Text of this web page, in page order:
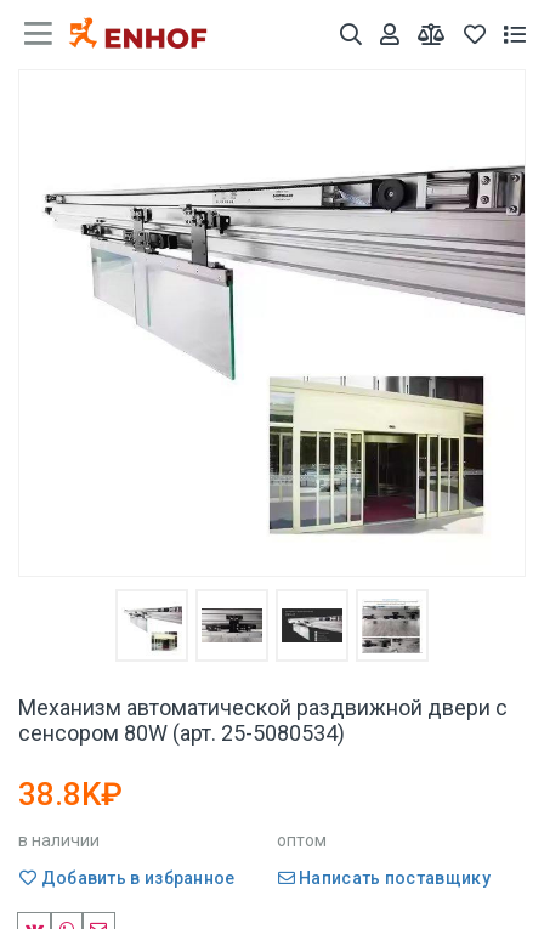
Механизм автоматической раздвижной двери с
сенсором 80W (арт. 25-5080534)
38.8K₽
в наличии
оптом
Добавить в избранное
Написать поставщику